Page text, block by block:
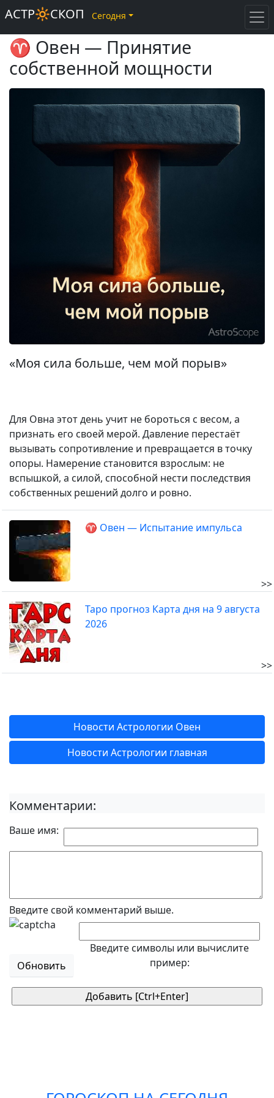
♈ Овен — Принятие
собственной мощности
«Моя сила больше, чем мой порыв»
Для Овна этот день учит не бороться с весом, а
признать его своей мерой. Давление перестаёт
вызывать сопротивление и превращается в точку
опоры. Намерение становится взрослым: не
вспышкой, а силой, способной нести последствия
собственных решений долго и ровно.
♈ Овен — Испытание импульса
>>
Таро прогноз Карта дня на 9 августа
2026
>>
Новости Астрологии Овен
Новости Астрологии главная
Комментарии:
Ваше имя:
Введите свой комментарий выше.
Обновить
Введите символы или вычислите
пример:
АСТР🔆СКОП Сегодня